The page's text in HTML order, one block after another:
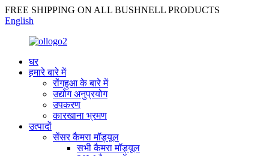
FREE SHIPPING ON ALL BUSHNELL PRODUCTS
English
घर
हमारे बारे में
रोंगहुआ के बारे में
उद्योग अनुप्रयोग
उपकरण
कारखाना भ्रमण
उत्पादों
सेंसर कैमरा मॉड्यूल
सभी कैमरा मॉड्यूल